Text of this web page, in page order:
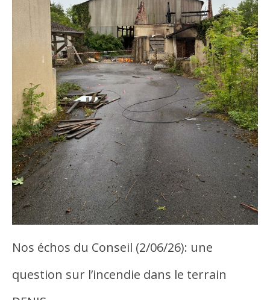
Nos échos du Conseil (2/06/26): une
question sur l’incendie dans le terrain